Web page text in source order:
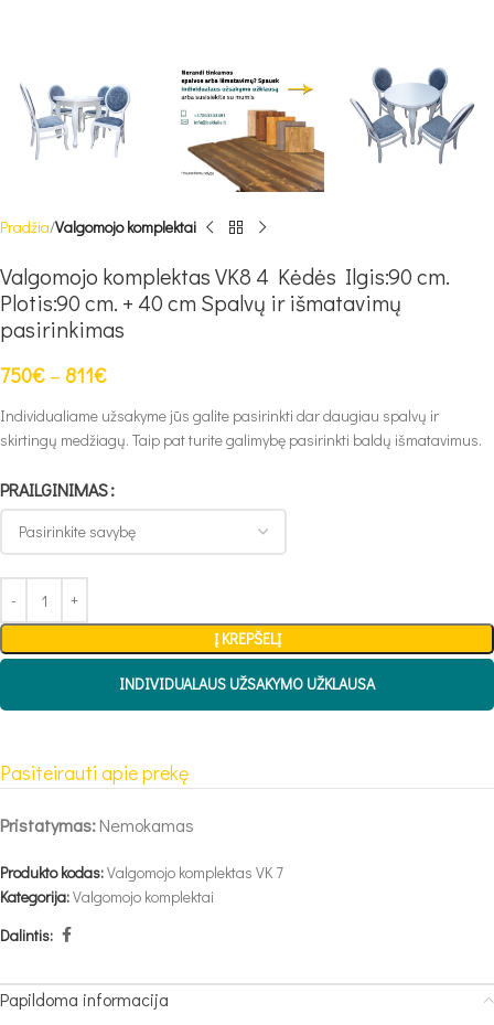
Pradžia Valgomojo komplektai
Valgomojo komplektas VK8 4 Kėdės Ilgis:90 cm.
Plotis:90 cm. + 40 cm Spalvų ir išmatavimų
pasirinkimas
750€ – 811€
Individualiame užsakyme jūs galite pasirinkti dar daugiau spalvų ir
skirtingų medžiagų. Taip pat turite galimybę pasirinkti baldų išmatavimus.
PRAILGINIMAS
Į KREPŠELĮ
INDIVIDUALAUS UŽSAKYMO UŽKLAUSA
Pasiteirauti apie prekę
Pristatymas:Nemokamas
Produkto kodas:Valgomojo komplektas VK 7
Kategorija:Valgomojo komplektai
Dalintis:
Papildoma informacija